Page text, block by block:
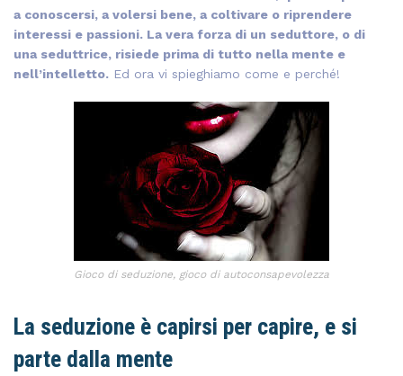
a conoscersi, a volersi bene, a coltivare o riprendere
interessi e passioni. La vera forza di un seduttore, o di
una seduttrice, risiede prima di tutto nella mente e
nell’intelletto. Ed ora vi spieghiamo come e perché!
Gioco di seduzione, gioco di autoconsapevolezza
La seduzione è capirsi per capire, e si
parte dalla mente